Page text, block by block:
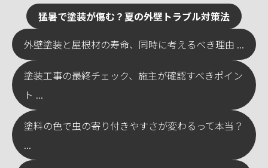
猛暑で塗装が傷む？夏の外壁トラブル対策法
外壁塗装と屋根材の寿命、同時に考えるべき理由 ...
塗装工事の最終チェック、施主が確認すべきポイン
ト ...
塗料の色で虫の寄り付きやすさが変わるって本当？
...